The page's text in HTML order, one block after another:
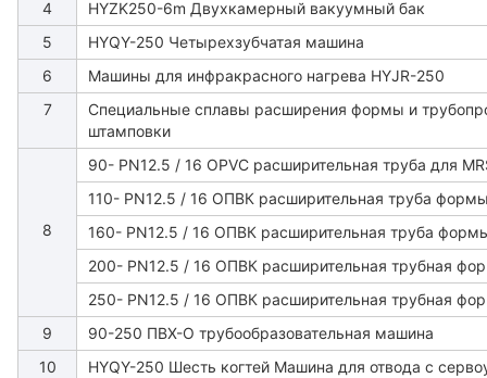
4
HYZK250-6m Двухкамерный вакуумный бак
5
HYQY-250 Четырехзубчатая машина
6
Машины для инфракрасного нагрева HYJR-250
7
Специальные сплавы расширения формы и
штамповки
8
90- PN12.5 / 16 OPVC расширительная труба для
110- PN12.5 / 16 ОПВК расширительная труба
160- PN12.5 / 16 ОПВК расширительная труба
200- PN12.5 / 16 ОПВК расширительная трубная
250- PN12.5 / 16 ОПВК расширительная трубная
9
90-250 ПВХ-О трубообразовательная машина
10
HYQY-250 Шесть когтей Машина для отвода с